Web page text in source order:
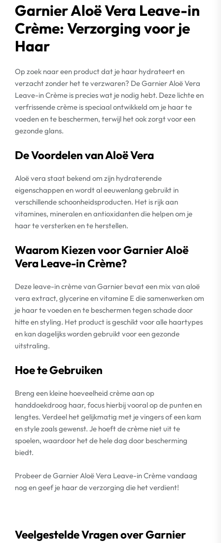
Garnier Aloë Vera Leave-in
Crème: Verzorging voor je
Haar
Op zoek naar een product dat je haar hydrateert en
verzacht zonder het te verzwaren? De Garnier Aloë Vera
Leave-in Crème is precies wat je nodig hebt. Deze lichte en
verfrissende crème is speciaal ontwikkeld om je haar te
voeden en te beschermen, terwijl het ook zorgt voor een
gezonde glans.
De Voordelen van Aloë Vera
Aloë vera staat bekend om zijn hydraterende
eigenschappen en wordt al eeuwenlang gebruikt in
verschillende schoonheidsproducten. Het is rijk aan
vitamines, mineralen en antioxidanten die helpen om je
haar te versterken en te herstellen.
Waarom Kiezen voor Garnier Aloë
Vera Leave-in Crème?
Deze leave-in crème van Garnier bevat een mix van aloë
vera extract, glycerine en vitamine E die samenwerken om
je haar te voeden en te beschermen tegen schade door
hitte en styling. Het product is geschikt voor alle haartypes
en kan dagelijks worden gebruikt voor een gezonde
uitstraling.
Hoe te Gebruiken
Breng een kleine hoeveelheid crème aan op
handdoekdroog haar, focus hierbij vooral op de punten en
lengtes. Verdeel het gelijkmatig met je vingers of een kam
en style zoals gewenst. Je hoeft de crème niet uit te
spoelen, waardoor het de hele dag door bescherming
biedt.
Probeer de Garnier Aloë Vera Leave-in Crème vandaag
nog en geef je haar de verzorging die het verdient!
Veelgestelde Vragen over Garnier